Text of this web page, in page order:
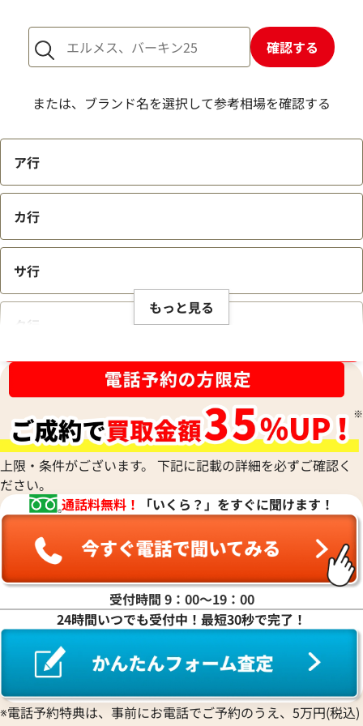
確認する
または、ブランド名を選択して参考相場を確認する
ア行
カ行
サ行
タ行
ハ行
マ行
ヤ行
ワ行
もっと見る
上限・条件がございます。 下記に記載の詳細を必ずご確認く
ださい。
通話料無料！
「いくら？」をすぐに聞けます！
受付時間 9：00〜19：00
24時間いつでも受付中！最短30秒で完了！
※電話予約特典は、事前にお電話でご予約のうえ、5万円(税込)